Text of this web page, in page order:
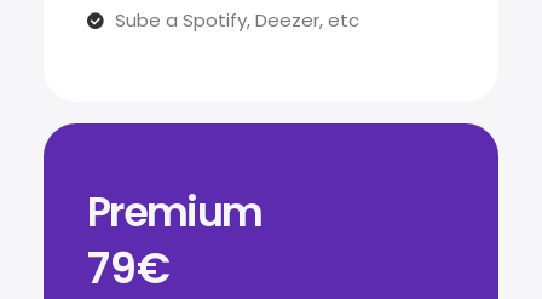
Sube a Spotify, Deezer, etc
Premium
79€